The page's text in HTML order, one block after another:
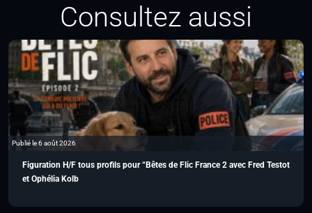
Consultez aussi
Publié le 6 août 2026
Figuration H/F tous profils pour “Bêtes de Flic France 2 avec Fred Testot
et Ophélia Kolb